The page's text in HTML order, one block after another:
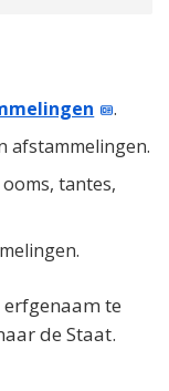
.
afstammelingen.
tantes,
erfgenaam te
de Staat.